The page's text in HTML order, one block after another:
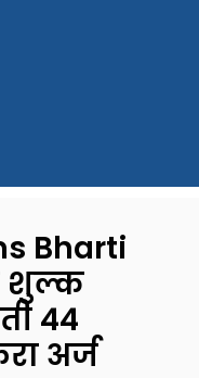
Bharti
शुल्क
44
अर्ज